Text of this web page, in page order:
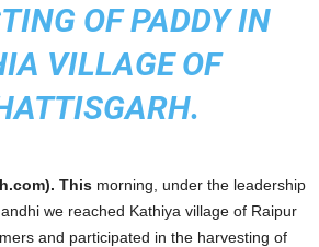
OF PADDY IN
VILLAGE OF
Thismorning, under the leadership
we reached Kathiya village of Raipur
and participated in the harvesting of